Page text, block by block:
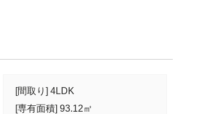
[間取り] 4LDK
[専有面積] 93.12㎡